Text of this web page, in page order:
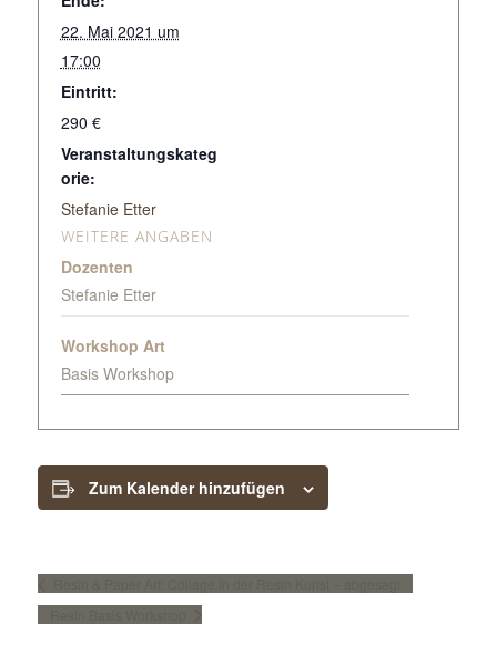
22. Mai 2021 um
17:00
Eintritt:
290 €
Veranstaltungskateg
orie:
Stefanie Etter
WEITERE ANGABEN
Dozenten
Stefanie Etter
Workshop Art
Basis Workshop
Zum Kalender hinzufügen